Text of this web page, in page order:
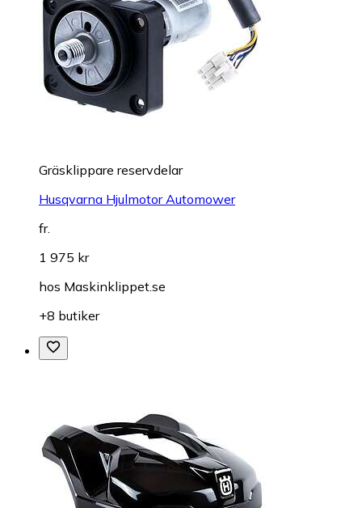
Gräsklippare reservdelar
Husqvarna Hjulmotor Automower
fr.
1 975 kr
hos Maskinklippet.se
+8 butiker